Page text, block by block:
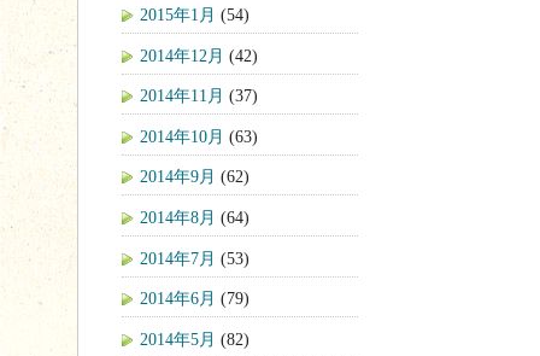
2015年1月 (54)
2014年12月 (42)
2014年11月 (37)
2014年10月 (63)
2014年9月 (62)
2014年8月 (64)
2014年7月 (53)
2014年6月 (79)
2014年5月 (82)